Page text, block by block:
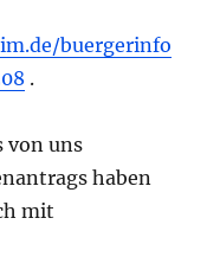
buergerinfo
.
von uns
haben
mit